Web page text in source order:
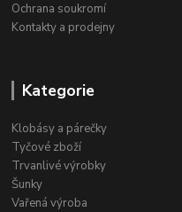
Ochrana soukromí
Kontakty a prodejny
Kategorie
Klobásy a párečky
Tyčové zboží
Trvanlivé výrobky
Šunky
Vařená výroba